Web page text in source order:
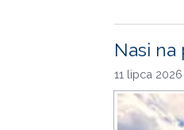
Nasi na
11 lipca 2026